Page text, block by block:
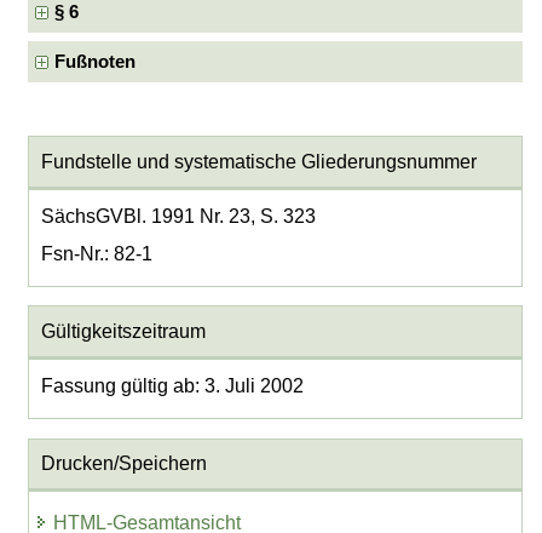
§ 6
Fußnoten
Fundstelle und systematische Gliederungsnummer
SächsGVBl. 1991 Nr. 23, S. 323
Fsn-Nr.: 82-1
Gültigkeitszeitraum
Fassung gültig ab: 3. Juli 2002
Drucken/Speichern
HTML-Gesamtansicht